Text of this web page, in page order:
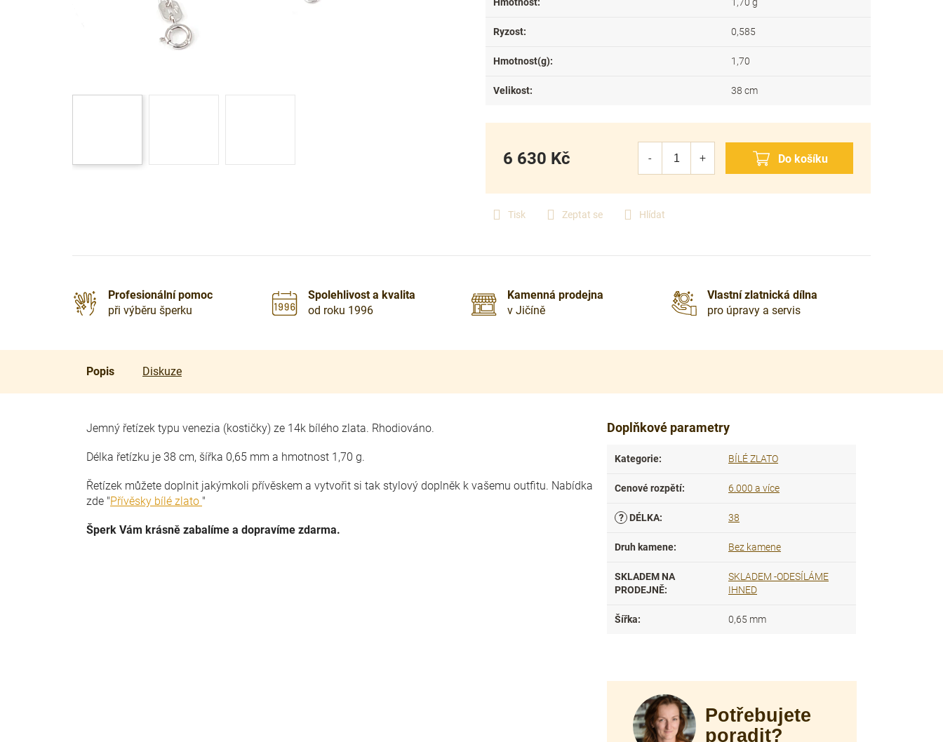
Tisk Zeptat se Hlídat
6 630 Kč
Ryzost: 0,585
Hmotnost(g): 1,70
Velikost: 38 cm
Profesionální pomoc
při výběru šperku
Spolehlivost a kvalita
od roku 1996
Kamenná prodejna
v Jičíně
Vlastní zlatnická dílna
pro úpravy a servis
Popis Diskuze
Jemný řetízek typu venezia (kostičky) ze 14k bílého zlata. Rhodiováno.
Délka řetízku je 38 cm, šířka 0,65 mm a hmotnost 1,70 g.
Řetízek můžete doplnit jakýmkoli přívěskem a vytvořit si tak stylový doplněk k vašemu outfitu. Nabídka
zde "Přívěsky bílé zlato "
Šperk Vám krásně zabalíme a dopravíme zdarma.
Doplňkové parametry
Kategorie: BÍLÉ ZLATO
Cenové rozpětí: 6.000 a více
? DÉLKA: 38
Druh kamene: Bez kamene
SKLADEM NA
PRODEJNĚ:
SKLADEM -ODESÍLÁME
IHNED
Šířka: 0,65 mm
Potřebujete
poradit?